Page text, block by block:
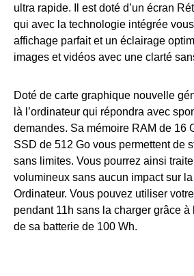
ultra rapide. Il est doté d’un écran
qui avec la technologie intégrée
affichage parfait et un éclairage
images et vidéos avec une clarté
Doté de carte graphique nouvelle
là l’ordinateur qui répondra avec
demandes. Sa mémoire RAM de 16
SSD de 512 Go vous permettent de
sans limites. Vous pourrez ainsi
volumineux sans aucun impact sur
Ordinateur. Vous pouvez utiliser
pendant 11h sans la charger grâce
de sa batterie de 100 Wh.